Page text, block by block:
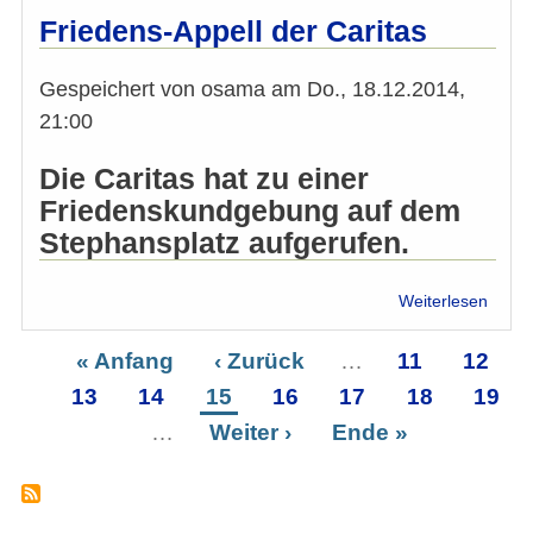
zu
Friedens-Appell der Caritas
Gespeichert von osama am Do., 18.12.2014,
21:00
Die Caritas hat zu einer
Friedenskundgebung auf dem
Stephansplatz aufgerufen.
Weiterlesen
Seitennummerierung
Erste
Seite
« Anfang
Vorherige
Seite
‹ Zurück … Seite
11 Seite
12
Seite
13 Seite
14 Seite
15 Seite
16 Seite
17 Seite
18 Seite
19
…
Nächste
Weiter ›
Letzte
Ende »